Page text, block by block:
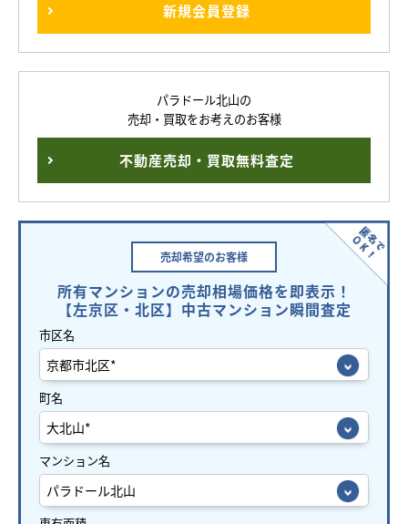
新規会員登録
パラドール北山の
売却・買取をお考えのお客様
不動産売却・買取無料査定
売却希望のお客様
所有マンションの売却相場価格を即表示！
【左京区・北区】中古マンション瞬間査定
市区名
町名
マンション名